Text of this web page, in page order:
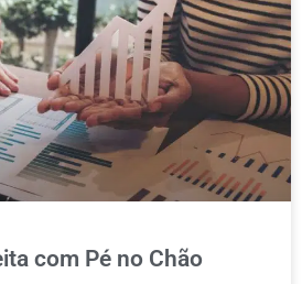
com Pé no Chão